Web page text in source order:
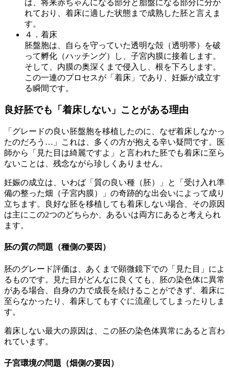
は、将来赤ちゃんになる部分と胎盤になる部分に分か
れており、着床に適した状態まで成熟した胚と言えま
す。
４．着床
胚盤胞は、自らを守っていた透明な殻（透明帯）を破
って孵化（ハッチング）し、子宮内膜に接着します。
そして、内膜の奥深くまで侵入し、根を下ろします。
この一連のプロセスが「着床」であり、妊娠が成立す
る瞬間です。
良好胚でも「着床しない」ことがある理由
「グレードの良い胚盤胞を移植したのに、なぜ着床しなかっ
たのだろう…」これは、多くの方が抱える辛い疑問です。医
師から「見た目は綺麗ですよ」と言われた胚でも着床に至ら
ないことは、残念ながら珍しくありません。
妊娠の成立は、いわば 「質の良い種（胚）」と「受け入れ準
備の整った畑（子宮内膜）」の奇跡的な出会いによって成り
立ちます。良好な胚を移植しても着床しない場合、その原因
は主にこの2つのどちらか、あるいは両方にあると考えられ
ます。
胚の質の問題（種側の要因）
胚のグレード評価は、 あくまで顕微鏡下での「見た目」によ
るものです。見た目がどんなに良くても、胚の染色体に異常
がある場合、自身の力で成長を続けることができず、着床に
至らなかったり、着床してもすぐに流産してしまったりしま
す。
着床しない最大の原因は、この胚の染色体異常にあると言わ
れています。
子宮環境の問題（畑側の要因）